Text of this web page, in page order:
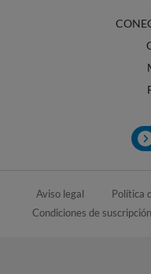
Aviso legal Política
Condiciones de suscripción